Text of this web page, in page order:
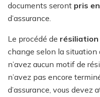
documents seront pris
d’assurance.
Le procédé de résiliation
change selon la situation
n’avez aucun motif de
n’avez pas encore
d’assurance, vous devez